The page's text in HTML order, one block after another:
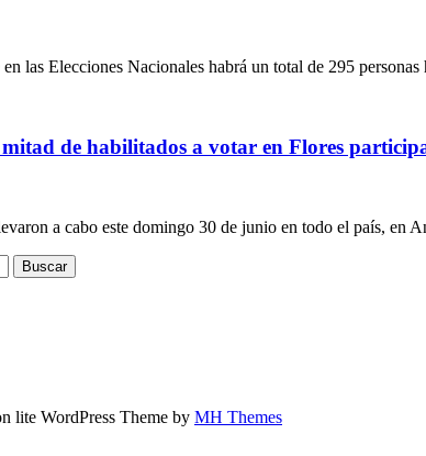
las Elecciones Nacionales habrá un total de 295
de habilitados a votar en Flores
a cabo este domingo 30 de junio en todo el país, en
lite WordPress Theme by MH Themes